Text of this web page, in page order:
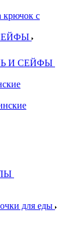
крючок с
И СЕЙФЫ
для еды